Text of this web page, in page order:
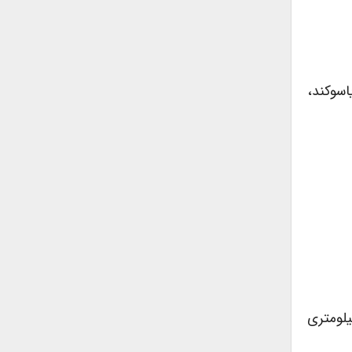
۲۸۱ کیلومتری جنوب غرب زنجان، ۱۳۸ کیلومتری شمال شرق کرمانشاه، ۴۹۲ کیلومتری